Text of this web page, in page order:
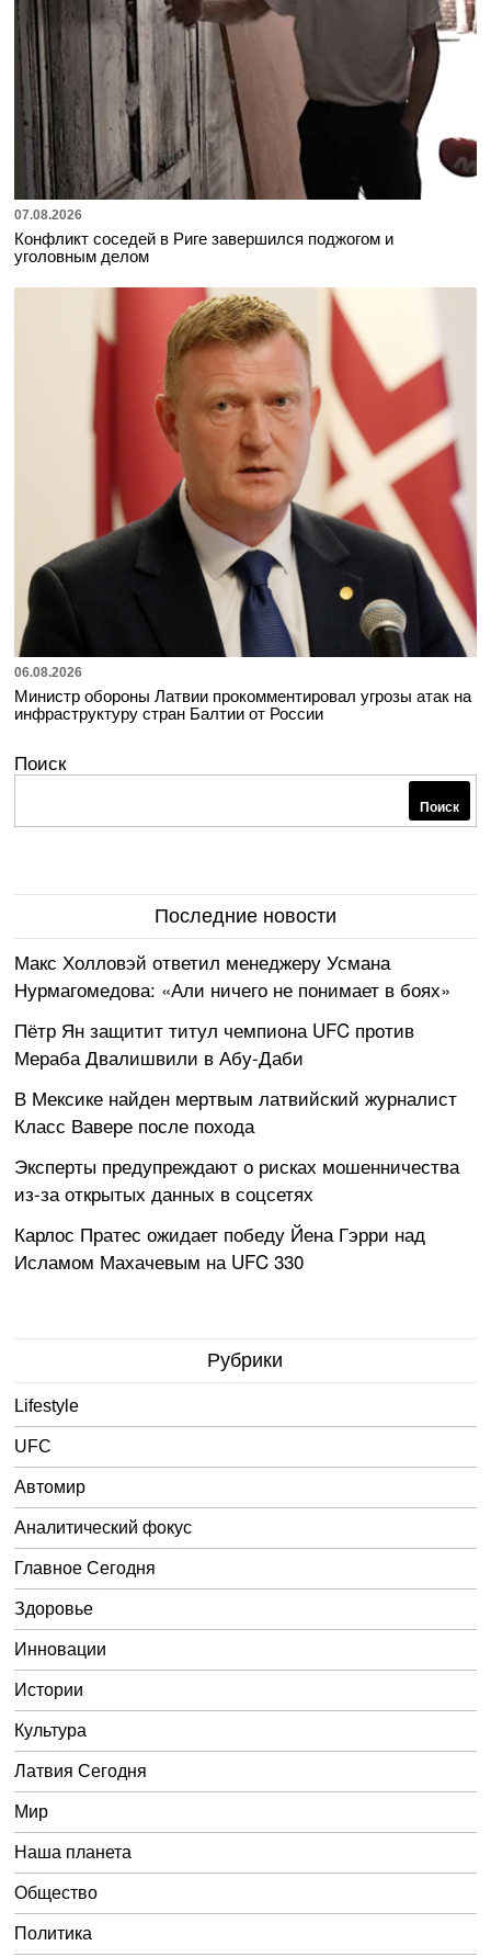
07.08.2026
Конфликт соседей в Риге завершился поджогом и
уголовным делом
06.08.2026
Министр обороны Латвии прокомментировал угрозы атак на
инфраструктуру стран Балтии от России
Поиск
Поиск
Последние новости
Макс Холловэй ответил менеджеру Усмана
Нурмагомедова: «Али ничего не понимает в боях»
Пётр Ян защитит титул чемпиона UFC против
Мераба Двалишвили в Абу-Даби
В Мексике найден мертвым латвийский журналист
Класс Вавере после похода
Эксперты предупреждают о рисках мошенничества
из-за открытых данных в соцсетях
Карлос Пратес ожидает победу Йена Гэрри над
Исламом Махачевым на UFC 330
Рубрики
Lifestyle
UFC
Автомир
Аналитический фокус
Главное Сегодня
Здоровье
Инновации
Истории
Культура
Латвия Сегодня
Мир
Наша планета
Общество
Политика